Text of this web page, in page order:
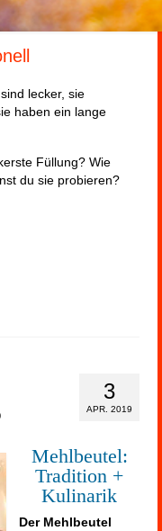
lecker, sie
haben ein lange
Füllung? Wie
du sie probieren?
3
APR. 2019
Mehlbeutel:
Tradition +
Kulinarik
Der Mehlbeutel